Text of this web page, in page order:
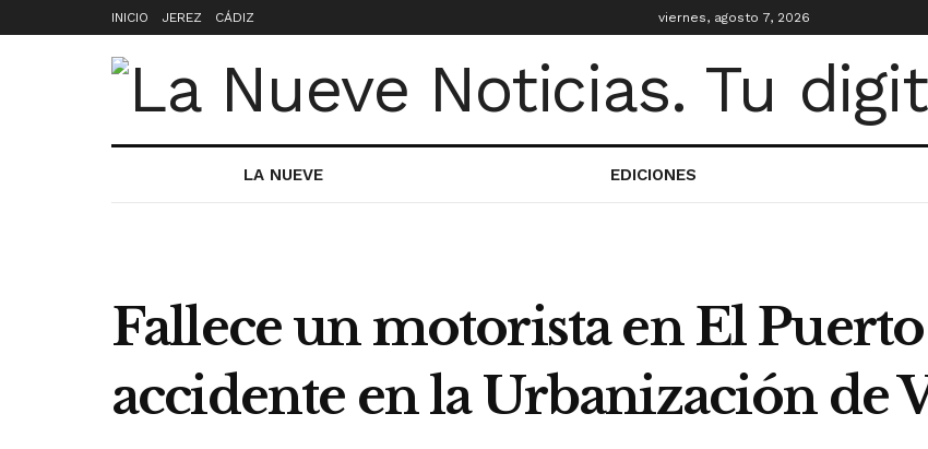
INICIO JEREZ CÁDIZ viernes, agosto 7, 2026
LA NUEVE EDICIONES
Fallece un motorista en El
accidente en la Urbanización de